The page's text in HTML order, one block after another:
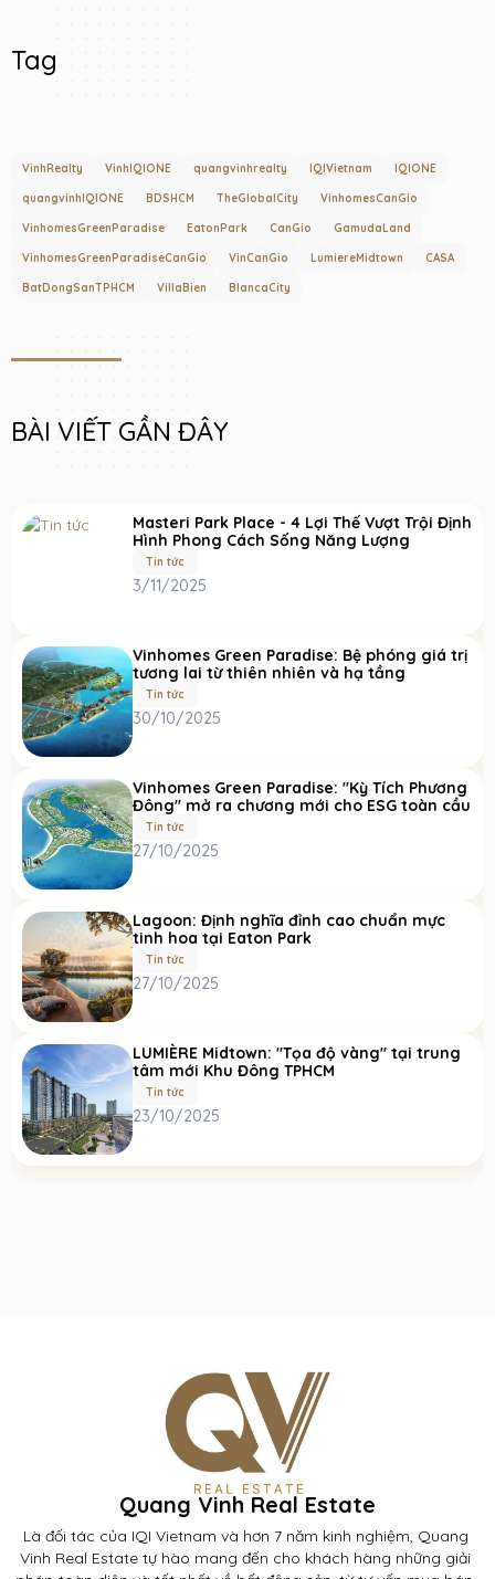
Tag
VinhRealty VinhIQIONE quangvinhrealty IQIVietnam IQIONE
quangvinhIQIONE BDSHCM TheGlobalCity VinhomesCanGio
VinhomesGreenParadise EatonPark CanGio GamudaLand
VinhomesGreenParadiseCanGio VinCanGio LumiereMidtown CASA
BatDongSanTPHCM VillaBien BlancaCity
BÀI VIẾT GẦN ĐÂY
Masteri Park Place - 4 Lợi Thế Vượt Trội Định
Hình Phong Cách Sống Năng Lượng
Tin tức
3/11/2025
Vinhomes Green Paradise: Bệ phóng giá trị
tương lai từ thiên nhiên và hạ tầng
Tin tức
30/10/2025
Vinhomes Green Paradise: "Kỳ Tích Phương
Đông" mở ra chương mới cho ESG toàn cầu
Tin tức
27/10/2025
Lagoon: Định nghĩa đỉnh cao chuẩn mực
tinh hoa tại Eaton Park
Tin tức
27/10/2025
LUMIÈRE Midtown: "Tọa độ vàng" tại trung
tâm mới Khu Đông TPHCM
Tin tức
23/10/2025
Quang Vinh Real Estate
Là đối tác của IQI Vietnam và hơn 7 năm kinh nghiệm, Quang
Vinh Real Estate tự hào mang đến cho khách hàng những giải